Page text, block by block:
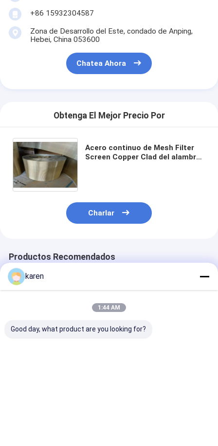
+86 15932304587
Zona de Desarrollo del Este, condado de Anping,
Hebei, China 053600
Chatea Ahora
Obtenga El Mejor Precio Por
Acero continuo de Mesh Filter
Screen Copper Clad del alambre
Charlar
Productos Recomendados
karen
1:44 AM
Good day, what product are you looking for?